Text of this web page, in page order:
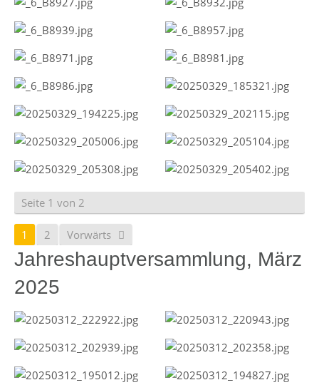
Seite 1 von 2
1 2 Vorwärts
Jahreshauptversammlung, März
2025